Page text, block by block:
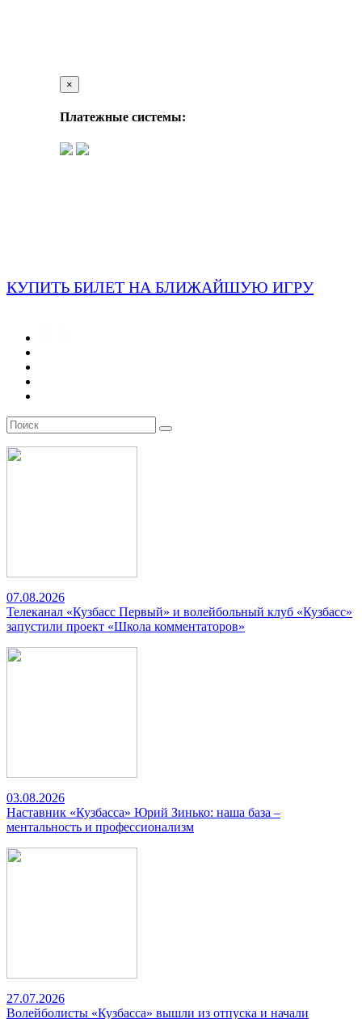
×
Платежные системы:
КУПИТЬ БИЛЕТ НА БЛИЖАЙШУЮ ИГРУ
07.08.2026
Телеканал «Кузбасс Первый» и волейбольный клуб «Кузбасс»
запустили проект «Школа комментаторов»
03.08.2026
Наставник «Кузбасса» Юрий Зинько: наша база –
ментальность и профессионализм
27.07.2026
Волейболисты «Кузбасса» вышли из отпуска и начали